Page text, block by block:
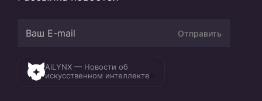
Отправить
AiLYNX — Новости об
искусственном интеллекте